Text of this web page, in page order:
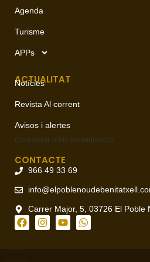
Agenda
Turisme
APPs
ACTUALITAT
Notícies
Revista Al corrent
Avisos i alertes
Contactar amb comunicació
CONTACTE
966 49 33 69
Carrer Major, 5, 03726 El Poble